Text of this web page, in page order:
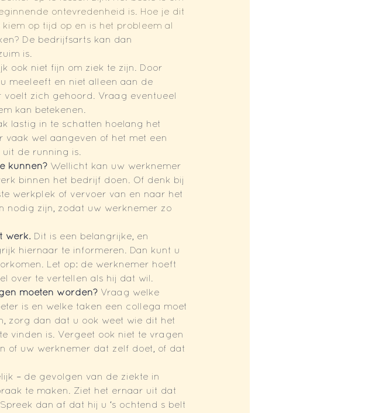
ontevredenheid is. Hoe je dit
op tijd op en is het probleem al
De bedrijfsarts kan dan
is.
ook niet fijn om ziek te zijn. Door
meeleeft en niet alleen aan de
zich gehoord. Vraag eventueel
kan betekenen.
lastig in te schatten hoelang het
vaak wel aangeven of het met een
de running is.
kunnen? Wellicht kan uw werknemer
binnen het bedrijf doen. Of denk bij
werkplek of vervoer van en naar het
nodig zijn, zodat uw werknemer zo
werk. Dit is een belangrijke, en
hiernaar te informeren. Dan kunt u
Let op: de werknemer hoeft
over te vertellen als hij dat wil.
moeten worden? Vraag welke
is en welke taken een collega moet
zorg dan dat u ook weet wie dit het
vinden is. Vergeet ook niet te vragen
of uw werknemer dat zelf doet, of dat
– de gevolgen van de ziekte in
te maken. Ziet het ernaar uit dat
dan af dat hij u ‘s ochtend s belt